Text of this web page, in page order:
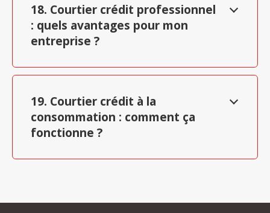
18. Courtier crédit professionnel
: quels avantages pour mon
entreprise ?
19. Courtier crédit à la
consommation : comment ça
fonctionne ?